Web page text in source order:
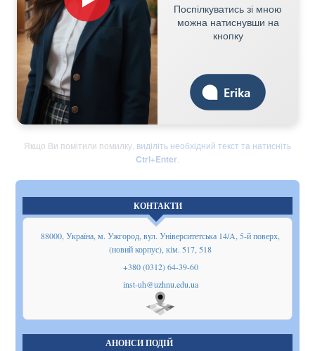
Поспілкуватись зі мною
можна натиснувши на
кнопку
Якщо Ви помітили помилку, виділіть необхідний текст та натисніть
Ctrl+Enter
КОНТАКТИ
88000, Україна, м. Ужгород, вул. Університетська 14/A, 5-й поверх,
(новий корпус), кім. 517, 518
+380 (0312) 64-39-60
inst-uh@uzhnu.edu.ua
Показати
на мапі
АНОНСИ ПОДІЙ